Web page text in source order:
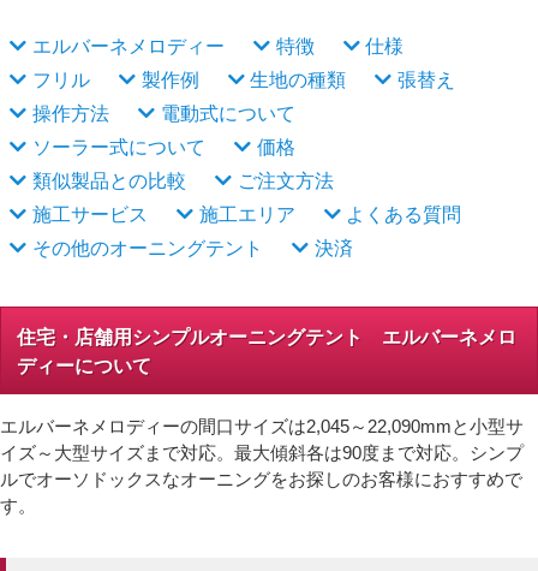
エルバーネメロディー 特徴
仕様
フリル
製作例 生地の種類
張替え
操作方法
電動式について
ソーラー式について
価格
類似製品との比較
ご注文方法
施工サービス
施工エリア
よくある質問
その他のオーニングテント
決済
住宅・店舗用シンプルオーニングテント エルバーネメロ
ディーについて
エルバーネメロディーの間口サイズは2,045～22,090mmと小型サ
イズ～大型サイズまで対応。最大傾斜各は90度まで対応。シンプ
ルでオーソドックスなオーニングをお探しのお客様におすすめで
す。